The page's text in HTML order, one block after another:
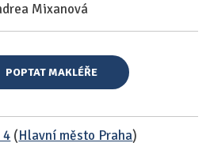
Mixanová
POPTAT MAKLÉŘE
4 (Hlavní město Praha)